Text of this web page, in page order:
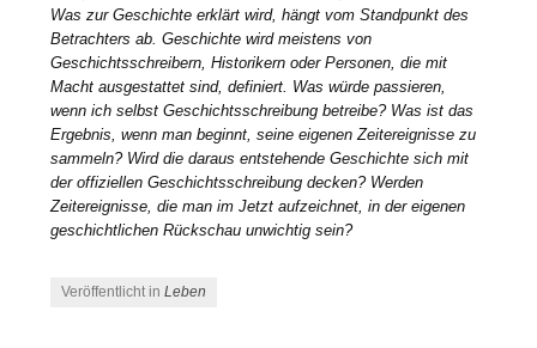
Was zur Geschichte erklärt wird, hängt vom Standpunkt des
Betrachters ab. Geschichte wird meistens von
Geschichtsschreibern, Historikern oder Personen, die mit
Macht ausgestattet sind, definiert. Was würde passieren,
wenn ich selbst Geschichtsschreibung betreibe? Was ist das
Ergebnis, wenn man beginnt, seine eigenen Zeitereignisse zu
sammeln? Wird die daraus entstehende Geschichte sich mit
der offiziellen Geschichtsschreibung decken? Werden
Zeitereignisse, die man im Jetzt aufzeichnet, in der eigenen
geschichtlichen Rückschau unwichtig sein?
Veröffentlicht inLeben